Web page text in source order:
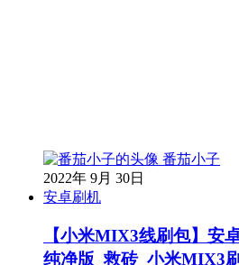
番茄小子
2022年 9月 30日
安卓刷机
【小米MIX3线刷包】安
纯净版_救砖_小米MIX3